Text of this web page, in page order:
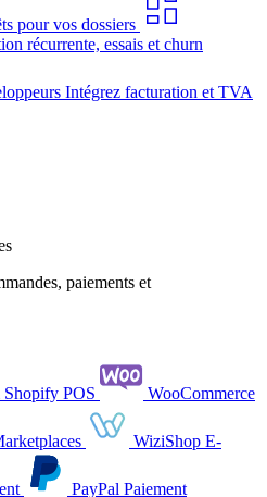
pour vos dossiers
récurrente, essais et churn
Intégrez facturation et TVA
paiements et
POS WooCommerce
WiziShop E-
PayPal Paiement